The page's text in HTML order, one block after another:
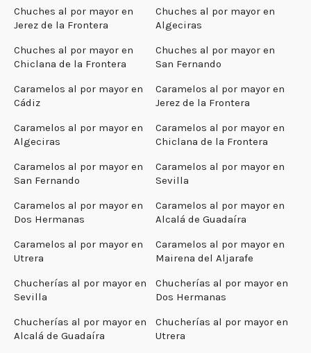
Chuches al por mayor en
Jerez de la Frontera
Chuches al por mayor en
Algeciras
Chuches al por mayor en
Chiclana de la Frontera
Chuches al por mayor en
San Fernando
Caramelos al por mayor en
Cádiz
Caramelos al por mayor en
Jerez de la Frontera
Caramelos al por mayor en
Algeciras
Caramelos al por mayor en
Chiclana de la Frontera
Caramelos al por mayor en
San Fernando
Caramelos al por mayor en
Sevilla
Caramelos al por mayor en
Dos Hermanas
Caramelos al por mayor en
Alcalá de Guadaíra
Caramelos al por mayor en
Utrera
Caramelos al por mayor en
Mairena del Aljarafe
Chucherías al por mayor en
Sevilla
Chucherías al por mayor en
Dos Hermanas
Chucherías al por mayor en
Alcalá de Guadaíra
Chucherías al por mayor en
Utrera